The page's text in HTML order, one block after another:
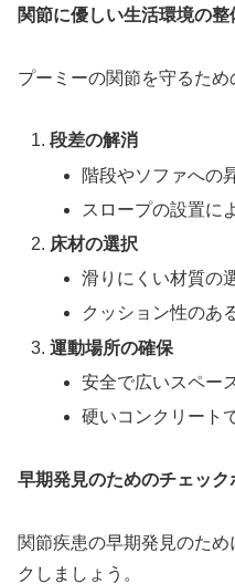
関節に優しい生活環境の整
プーミーの関節を守るため
段差の解消
階段やソファへの
スロープの設置に
床材の選択
滑りにくい材質の
クッション性のあ
運動場所の確保
安全で広いスペー
硬いコンクリート
早期発見のためのチェック
関節疾患の早期発見のた
クしましょう。